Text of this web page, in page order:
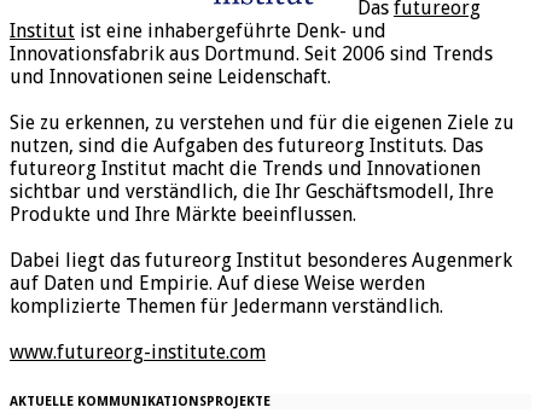
Das futureorg
Institut ist eine inhabergeführte Denk- und
Innovationsfabrik aus Dortmund. Seit 2006 sind Trends
und Innovationen seine Leidenschaft.
Sie zu erkennen, zu verstehen und für die eigenen Ziele zu
nutzen, sind die Aufgaben des futureorg Instituts. Das
futureorg Institut macht die Trends und Innovationen
sichtbar und verständlich, die Ihr Geschäftsmodell, Ihre
Produkte und Ihre Märkte beeinflussen.
Dabei liegt das futureorg Institut besonderes Augenmerk
auf Daten und Empirie. Auf diese Weise werden
komplizierte Themen für Jedermann verständlich.
www.futureorg-institute.com
AKTUELLE KOMMUNIKATIONSPROJEKTE